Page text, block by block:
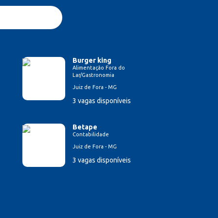
Burger king
Alimentação Fora do
Lar/Gastronomia
Juiz de Fora - MG
3 vagas disponíveis
Betape
Contabilidade
Juiz de Fora - MG
3 vagas disponíveis